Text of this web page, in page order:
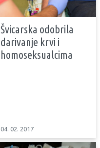
Švicarska odobrila
darivanje krvi i
homoseksualcima
04. 02. 2017